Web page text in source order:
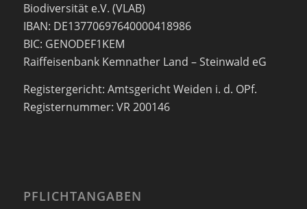
Biodiversität e.V. (VLAB)
IBAN: DE13770697640000418986
BIC: GENODEF1KEM
Raiffeisenbank Kemnather Land – Steinwald eG
Registergericht: Amtsgericht Weiden i. d. OPf.
Registernummer: VR 200146
PFLICHTANGABEN